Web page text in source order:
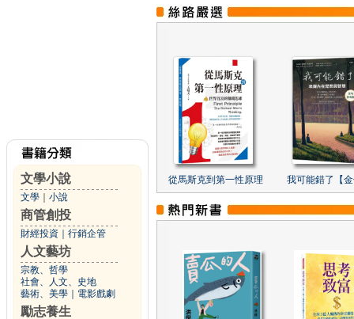
文學小說
文學 小說
商管創投
財經投資 行銷企管
人文藝坊
宗教、哲學
社會、人文、史地
藝術、美學
電影戲劇
勵志養生
從馬斯克到第一性原理 我可能錯了【